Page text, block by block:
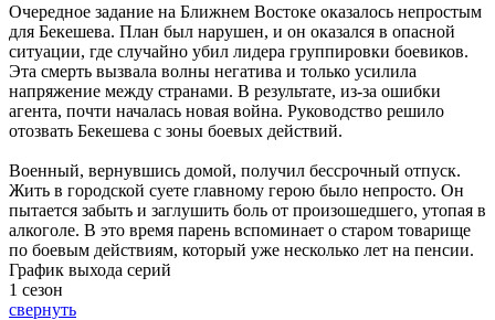
Очередное задание на Ближнем Востоке оказалось непростым
для Бекешева. План был нарушен, и он оказался в опасной
ситуации, где случайно убил лидера группировки боевиков.
Эта смерть вызвала волны негатива и только усилила
напряжение между странами. В результате, из-за ошибки
агента, почти началась новая война. Руководство решило
отозвать Бекешева с зоны боевых действий.
Военный, вернувшись домой, получил бессрочный отпуск.
Жить в городской суете главному герою было непросто. Он
пытается забыть и заглушить боль от произошедшего, утопая в
алкоголе. В это время парень вспоминает о старом товарище
по боевым действиям, который уже несколько лет на пенсии.
График выхода серий
1 сезон
свернуть